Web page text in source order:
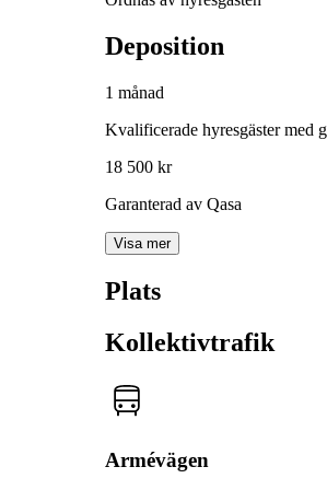
Deposition
1 månad
Kvalificerade hyresgäster med
18 500 kr
Garanterad av Qasa
Visa mer
Plats
Kollektivtrafik
Armévägen